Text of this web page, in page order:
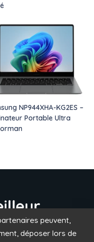
NP944XHA-KG2ES –
Portable Ultra
peuvent,
déposer lors de